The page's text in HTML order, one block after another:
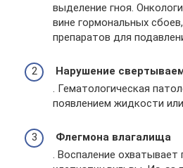
выделение гноя.
вине гормональных
препаратов для
Нарушение
. Гематологическая
появлением жидкости
Флегмона влагалища
. Воспаление